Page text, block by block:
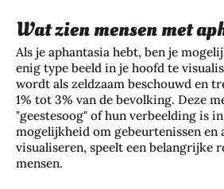
Wat zien mensen met
Als je aphantasia hebt, ben je
enig type beeld in je hoofd te
wordt als zeldzaam beschouwd en
1% tot 3% van de bevolking. Deze
"geestesoog" of hun verbeelding is
mogelijkheid om gebeurtenissen en
visualiseren, speelt een belangrijke
mensen.